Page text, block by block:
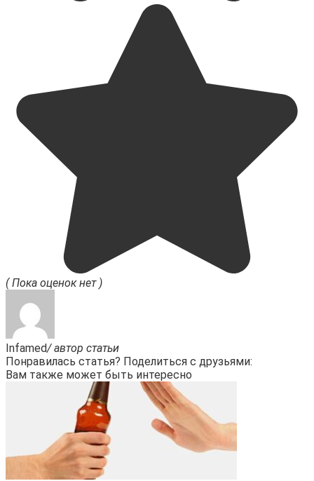
( Пока оценок нет )
Infamed/ автор статьи
Понравилась статья? Поделиться с друзьями:
Вам также может быть интересно